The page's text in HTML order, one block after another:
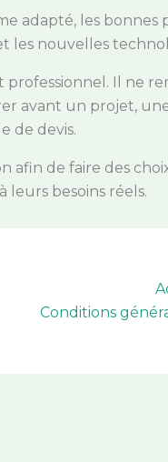
adapté, les bonnes
nouvelles
Il ne
avant un projet,
de devis.
afin de faire des
leurs besoins réels.
Conditions